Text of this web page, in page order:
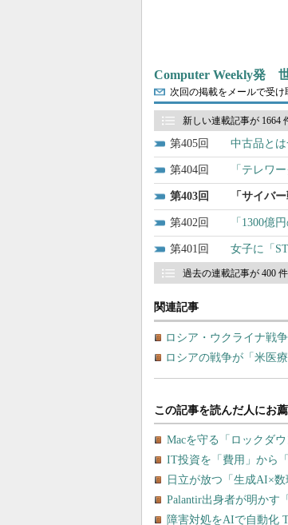
Computer Weekly発
次回の掲載をメールで受け
新しい連載記事が 1664
405 中古品と
404 「テレワ
403 「サイバ
402 「1300億
401 女子に「
過去の連載記事が 400
関連記事
ロシア・ウクライナ戦
ロシアの戦争が「米医